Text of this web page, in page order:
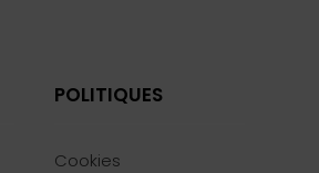
POLITIQUES
Cookies